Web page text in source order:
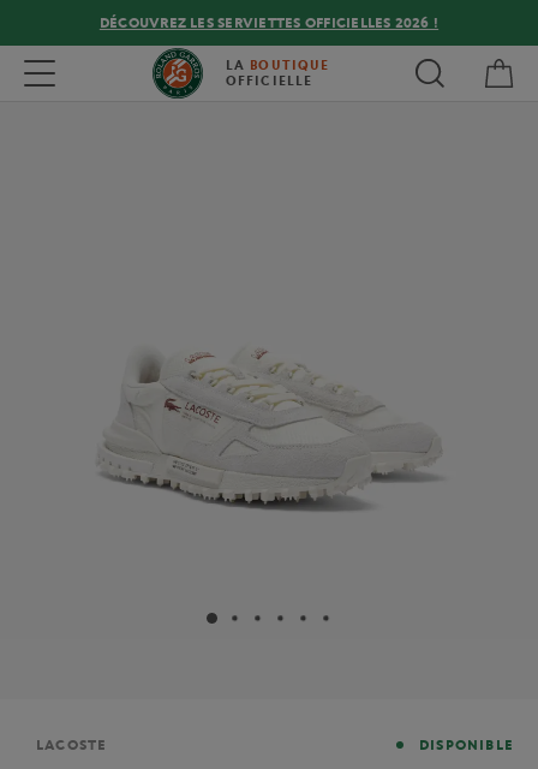
DÉCOUVREZ LES SERVIETTES OFFICIELLES 2026 !
Toggle navigation LA BOUTIQUE
OFFICIELLE
Marque
LACOSTE DISPONIBLE